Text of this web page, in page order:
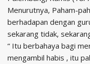
Menurutnya, Paham-
berhadapan dengan
sekarang tidak,
“ Itu berbahaya bagi
mengambil habis , itu